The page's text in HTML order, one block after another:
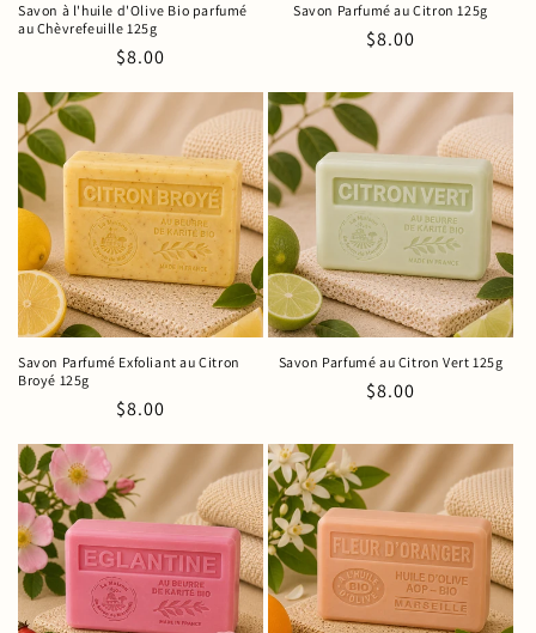
Savon à l'huile d'Olive Bio parfumé
au Chèvrefeuille 125g
Prix
$8.00
Savon Parfumé au Citron 125g
Prix
$8.00
Savon Parfumé Exfoliant au Citron
Broyé 125g
Prix
$8.00
Savon Parfumé au Citron Vert 125g
Prix
$8.00